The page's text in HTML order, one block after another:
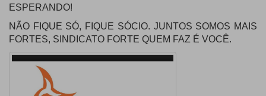
ESPERANDO!
NÃO FIQUE SÓ, FIQUE SÓCIO. JUNTOS SOMOS MAIS
FORTES, SINDICATO FORTE QUEM FAZ É VOCÊ.